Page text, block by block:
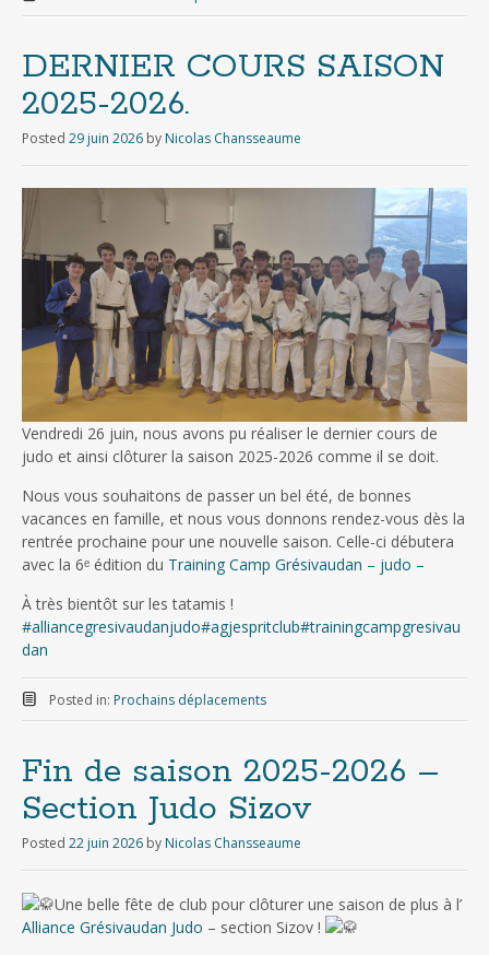
DERNIER COURS SAISON
2025-2026.
Posted 29 juin 2026 by Nicolas Chansseaume
Vendredi 26 juin, nous avons pu réaliser le dernier cours de
judo et ainsi clôturer la saison 2025-2026 comme il se doit.
Nous vous souhaitons de passer un bel été, de bonnes
vacances en famille, et nous vous donnons rendez-vous dès la
rentrée prochaine pour une nouvelle saison. Celle-ci débutera
avec la 6ᵉ édition du Training Camp Grésivaudan – judo –
À très bientôt sur les tatamis !
#alliancegresivaudanjudo#agjespritclub#trainingcampgresivau
dan
Posted in: Prochains déplacements
Fin de saison 2025-2026 –
Section Judo Sizov
Posted 22 juin 2026 by Nicolas Chansseaume
Une belle fête de club pour clôturer une saison de plus à l’
Alliance Grésivaudan Judo – section Sizov !